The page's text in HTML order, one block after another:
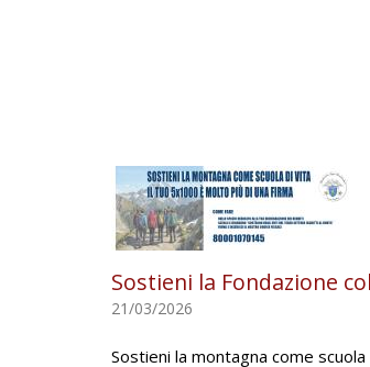
Sostieni la Fondazione
21/03/2026
Sostieni la montagna come